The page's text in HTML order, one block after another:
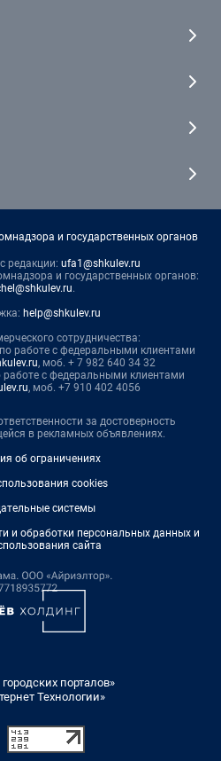
и государственных органов
редакции: ufa1@shkulev.ru
и государственных органов:
.
help@shkulev.ru
сотрудничества:
работе с федеральными клиентами
, моб. + 7 982 640 34 32
работе с федеральными клиентами
, моб. +7 910 402 4056
за достоверность
в рекламных объявлениях.
об ограничениях
cookies
системы
и обработки персональных данных и
сайта
порталов»
Технологии»